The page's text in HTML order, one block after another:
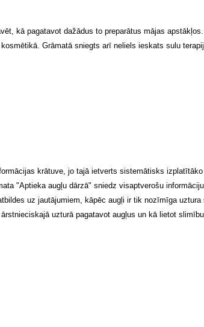
kā pagatavot dažādus to preparātus mājas
Grāmatā sniegts arī neliels ieskats sulu
krātuve, jo tajā ietverts sistemātisks
"Aptieka augļu dārzā" sniedz visaptverošu
uz jautājumiem, kāpēc augļi ir tik nozīmīga
uzturā pagatavot augļus un kā lietot